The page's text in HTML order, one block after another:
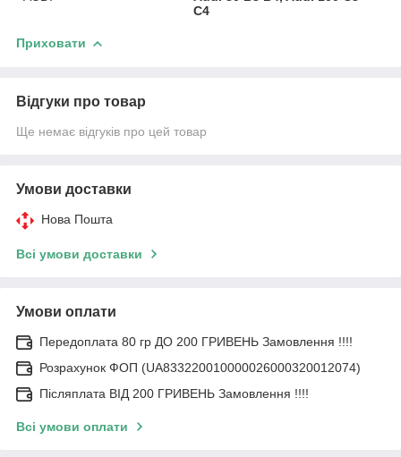
C4
Приховати
Відгуки про товар
Ще немає відгуків про цей товар
Умови доставки
Нова Пошта
Всі умови доставки
Умови оплати
Передоплата 80 гр ДО 200 ГРИВЕНЬ Замовлення !!!!
Розрахунок ФОП (UA833220010000026000320012074)
Післяплата ВІД 200 ГРИВЕНЬ Замовлення !!!!
Всі умови оплати